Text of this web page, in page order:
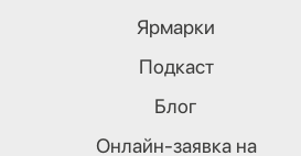
Ярмарки
Подкаст
Блог
Онлайн-заявка на